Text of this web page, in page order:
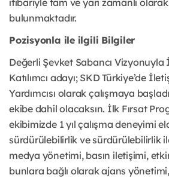
itibariyle tam ve yarı zamanlı olarak
bulunmaktadır.
Pozisyonla ile ilgili Bilgiler
Değerli Şevket Sabancı Vizyonuyla
Katılımcı adayı; SKD Türkiye’de
Yardımcısı olarak çalışmaya
ekibe dahil olacaksın. İlk Fırsat
ekibimizde 1 yıl çalışma deneyimi
sürdürülebilirlik ve sürdürülebilirlik
medya yönetimi, basın iletişimi,
bunlara bağlı olarak ajans yönetimi,